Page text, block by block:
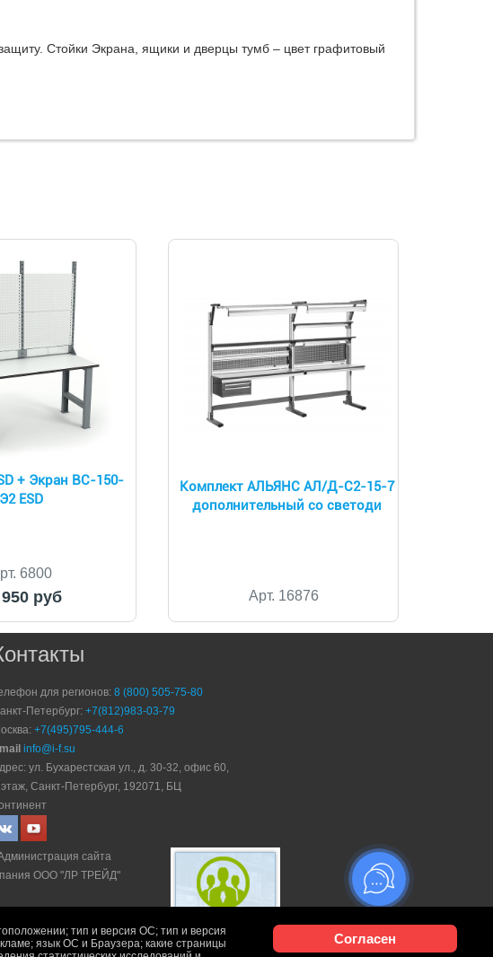
Стойки Экрана, ящики и дверцы тумб – цвет графитовый
+ Экран ВС-150-
Э2 ESD
6800
руб
Комплект АЛЬЯНС АЛ/Д-С2-15-7
дополнительный со светоди
Арт. 16876
для регионов:8 (800) 505-75-80
Петербург:+7(812)983-03-79
+7(495)795-444-6
info@i-f.su
ул. Бухарестская ул., д. 30-32, офис 60,
Санкт-Петербург, 192071, БЦ
сайта
ООО "ЛР ТРЕЙД"
тип и версия ОС; тип и версия
язык ОС и Браузера; какие страницы
Согласен